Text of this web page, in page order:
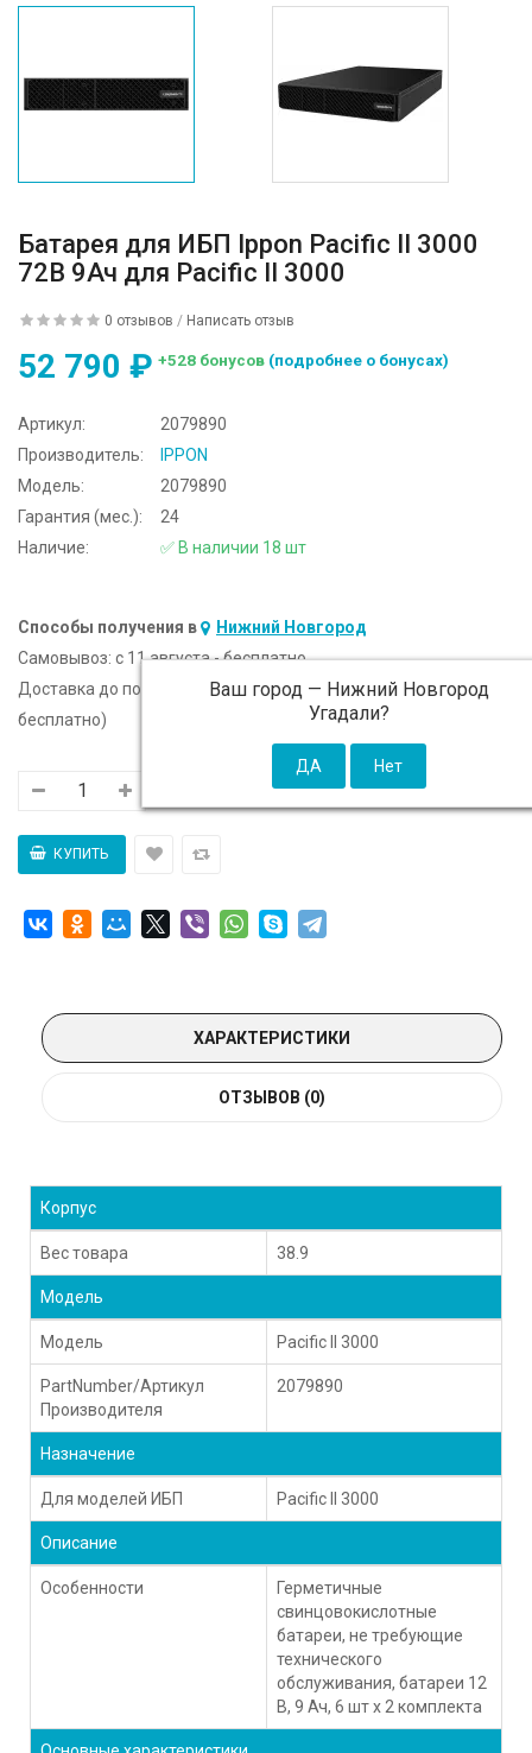
Батарея для ИБП Ippon Pacific II 3000
72В 9Ач для Pacific II 3000
0 отзывов / Написать отзыв
52 790 ₽ +528 бонусов (подробнее о бонусах)
Артикул:
2079890
Производитель:
IPPON
Модель:
2079890
Гарантия (мес.):
24
Наличие:
✅ В наличии 18 шт
Способы получения в Нижний Новгород
Ваш город — Нижний Новгород
Угадали?
Самовывоз: c 11 августа - бесплатно
Доставка до подъезда:
c 11 августа - 300 ₽ (от 5 000 ₽
бесплатно)
ХАРАКТЕРИСТИКИ
ОТЗЫВОВ (0)
Корпус
Вес товара 38.9
Модель
Модель Pacific II 3000
PartNumber/Артикул
Производителя
2079890
Назначение
Для моделей ИБП Pacific II 3000
Описание
Особенности
Герметичные
свинцовокислотные
батареи, не требующие
технического
обслуживания, батареи 12
В, 9 Ач, 6 шт x 2 комплекта